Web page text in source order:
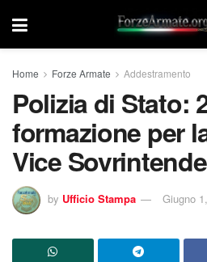
Home Forze Armate Addestramento
Polizia di Stato:
formazione per
Vice
by Ufficio Stampa Giugno